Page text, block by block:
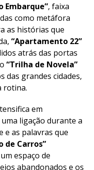
Embarque”, faixa
como metáfora
as histórias que
“Apartamento 22”
atrás das portas
“Trilha de Novela”
das grandes cidades,
rotina.
em
uma ligação durante a
e as palavras que
de Carros”
espaço de
abandonados e os